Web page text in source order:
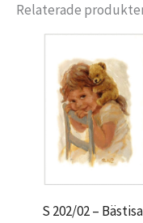
Relaterade
S 202/02 –